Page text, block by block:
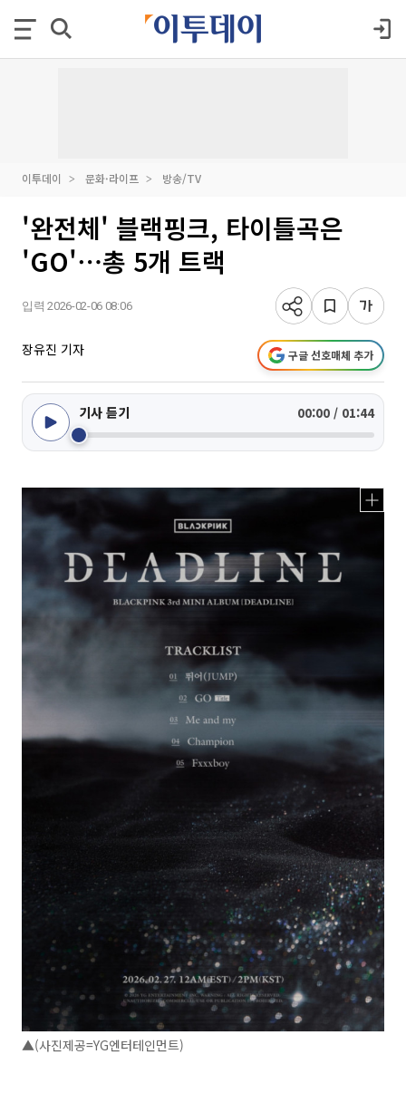
이투데이 문화·라이프 방송/TV
'완전체' 블랙핑크, 타이틀곡은
'GO'⋯총 5개 트랙
입력 2026-02-06 08:06
장유진 기자 구글 선호매체 추가
기사 듣기 00:00 / 01:44
▲(사진제공=YG엔터테인먼트)